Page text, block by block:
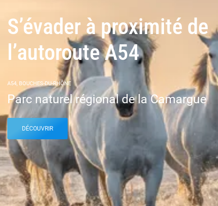
S’évader à proximité de
l’autoroute A54
A54, BOUCHES-DU-RHÔNE
Parc naturel régional de la Camargue
DÉCOUVRIR